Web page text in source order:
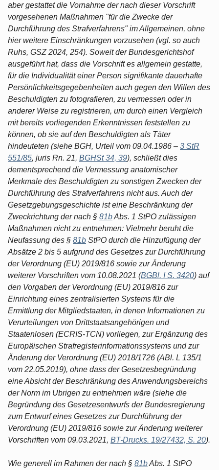
aber gestattet die Vornahme der nach dieser Vorschrift
vorgesehenen Maßnahmen "für die Zwecke der
Durchführung des Strafverfahrens" im Allgemeinen, ohne
hier weitere Einschränkungen vorzusehen (vgl. so auch
Ruhs, GSZ 2024, 254). Soweit der Bundesgerichtshof
ausgeführt hat, dass die Vorschrift es allgemein gestatte,
für die Individualität einer Person signifikante dauerhafte
Persönlichkeitsgegebenheiten auch gegen den Willen des
Beschuldigten zu fotografieren, zu vermessen oder in
anderer Weise zu registrieren, um durch einen Vergleich
mit bereits vorliegenden Erkenntnissen feststellen zu
können, ob sie auf den Beschuldigten als Täter
hindeuteten (siehe BGH, Urteil vom 09.04.1986 – 3 StR
551/85, juris Rn. 21, BGHSt 34, 39), schließt dies
dementsprechend die Vermessung anatomischer
Merkmale des Beschuldigten zu sonstigen Zwecken der
Durchführung des Strafverfahrens nicht aus. Auch der
Gesetzgebungsgeschichte ist eine Beschränkung der
Zweckrichtung der nach § 81bAbs. 1 StPO zulässigen
Maßnahmen nicht zu entnehmen: Vielmehr beruht die
Neufassung des § 81b StPO durch die Hinzufügung der
Absätze 2 bis 5 aufgrund des Gesetzes zur Durchführung
der Verordnung (EU) 2019/816 sowie zur Änderung
weiterer Vorschriften vom 10.08.2021 (BGBl. I S. 3420) auf
den Vorgaben der Verordnung (EU) 2019/816 zur
Einrichtung eines zentralisierten Systems für die
Ermittlung der Mitgliedstaaten, in denen Informationen zu
Verurteilungen von Drittstaatsangehörigen und
Staatenlosen (ECRIS-TCN) vorliegen, zur Ergänzung des
Europäischen Strafregisterinformationssystems und zur
Änderung der Verordnung (EU) 2018/1726 (ABl. L 135/1
vom 22.05.2019), ohne dass der Gesetzesbegründung
eine Absicht der Beschränkung des Anwendungsbereichs
der Norm im Übrigen zu entnehmen wäre (siehe die
Begründung des Gesetzesentwurfs der Bundesregierung
zum Entwurf eines Gesetzes zur Durchführung der
Verordnung (EU) 2019/816 sowie zur Änderung weiterer
Vorschriften vom 09.03.2021, BT-Drucks. 19/27432, S. 20).
Wie generell im Rahmen der nach § 81bAbs. 1 StPO